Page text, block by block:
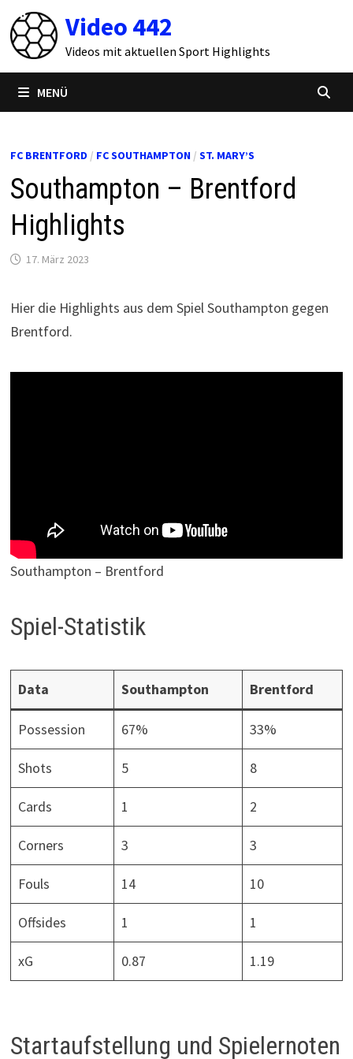
Zum
Inhalt
springen
Video 442
Videos mit aktuellen Sport Highlights
MENÜ
FC BRENTFORD / FC SOUTHAMPTON/ ST. MARY’S
Southampton – Brentford
Highlights
17. März 2023
Hier die Highlights aus dem Spiel Southampton gegen
Brentford.
Southampton – Brentford
Spiel-Statistik
Data Southampton Brentford
Possession 67% 33%
Shots 5 8
Cards 1 2
Corners 3 3
Fouls 14 10
Offsides 1 1
xG 0.87 1.19
Startaufstellung und Spielernoten